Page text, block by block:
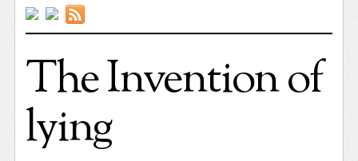
The Invention of
lying